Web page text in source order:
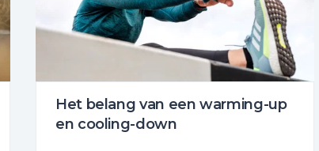
Het belang van een warming-up
en cooling-down